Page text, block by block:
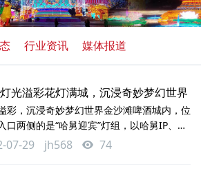
行业资讯 媒体报道
光溢彩花灯满城，沉浸奇妙梦幻世界
彩，沉浸奇妙梦幻世界金沙滩啤酒城内，位
口两侧的是“哈舅迎宾”灯组，以哈舅IP、海
酒为主元素，配以流动光效，迎接宾客到
移步进入星光大道，最显眼的当属庆典花篮灯
07-29 jh568 74